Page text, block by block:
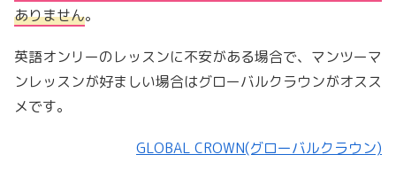
ありません。
英語オンリーのレッスンに不安がある場合で、マンツーマ
ンレッスンが好ましい場合はグローバルクラウンがオスス
メです。
GLOBAL CROWN(グローバルクラウン)